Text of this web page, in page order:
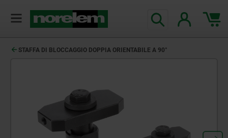
STAFFA DI BLOCCAGGIO DOPPIA ORIENTABILE A 90°